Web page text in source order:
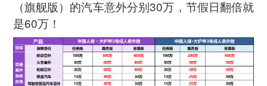
（旗舰版）的汽车意外分别30万，节假日翻倍就
是60万！